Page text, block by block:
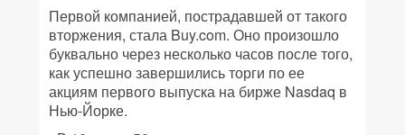
Первой компанией, пострадавшей от такого
вторжения, стала Buy.com. Оно произошло
буквально через несколько часов после того,
как успешно завершились торги по ее
акциям первого выпуска на бирже Nasdaq в
Нью-Йорке.